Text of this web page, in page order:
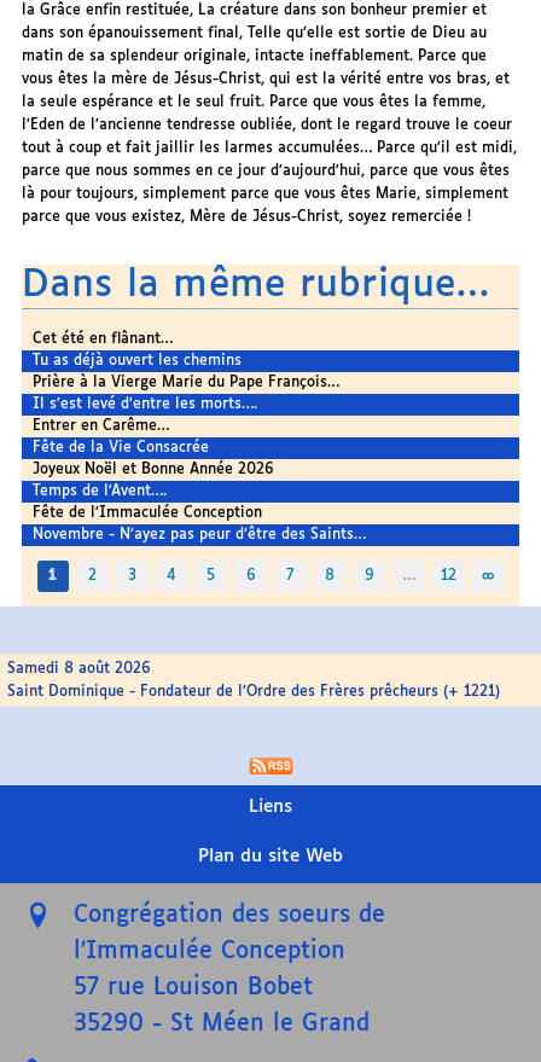
la Grâce enfin restituée, La créature dans son bonheur premier et
dans son épanouissement final, Telle qu’elle est sortie de Dieu au
matin de sa splendeur originale, intacte ineffablement. Parce que
vous êtes la mère de Jésus-Christ, qui est la vérité entre vos bras, et
la seule espérance et le seul fruit. Parce que vous êtes la femme,
l’Eden de l’ancienne tendresse oubliée, dont le regard trouve le coeur
tout à coup et fait jaillir les larmes accumulées… Parce qu’il est midi,
parce que nous sommes en ce jour d’aujourd’hui, parce que vous êtes
là pour toujours, simplement parce que vous êtes Marie, simplement
parce que vous existez, Mère de Jésus-Christ, soyez remerciée !
Dans la même rubrique…
Cet été en flânant…
Tu as déjà ouvert les chemins
Prière à la Vierge Marie du Pape François…
Il s’est levé d’entre les morts….
Entrer en Carême…
Fête de la Vie Consacrée
Joyeux Noël et Bonne Année 2026
Temps de l’Avent….
Fête de l’Immaculée Conception
Novembre - N’ayez pas peur d’être des Saints…
1 2 3 4 5 6 7 8 9 … 12 ∞
Samedi 8 août 2026
Saint Dominique - Fondateur de l’Ordre des Frères prêcheurs (+ 1221)
Liens
Plan du site Web
Congrégation des soeurs de
l’Immaculée Conception
57 rue Louison Bobet
35290 - St Méen le Grand